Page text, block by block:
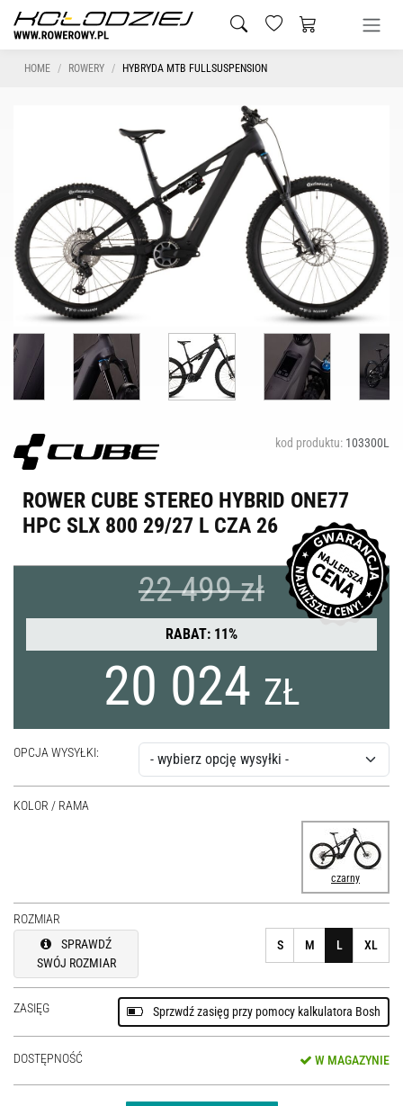
HOME ROWERY HYBRYDA MTB FULLSUSPENSION
kod produktu: 103300L
ROWER CUBE STEREO HYBRID ONE77
HPC SLX 800 29/27 L CZA 26
22 499 zł
RABAT: 11%
20 024 ZŁ
OPCJA WYSYŁKI:
KOLOR / RAMA
czarny
ROZMIAR
SPRAWDŹ
SWÓJ ROZMIAR
S M L XL
ZASIĘG Sprzwdź zasięg przy pomocy kalkulatora Bosh
DOSTĘPNOŚĆ W MAGAZYNIE